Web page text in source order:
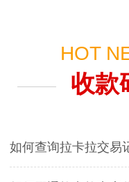
HOT
收款
如何查询拉卡拉交易